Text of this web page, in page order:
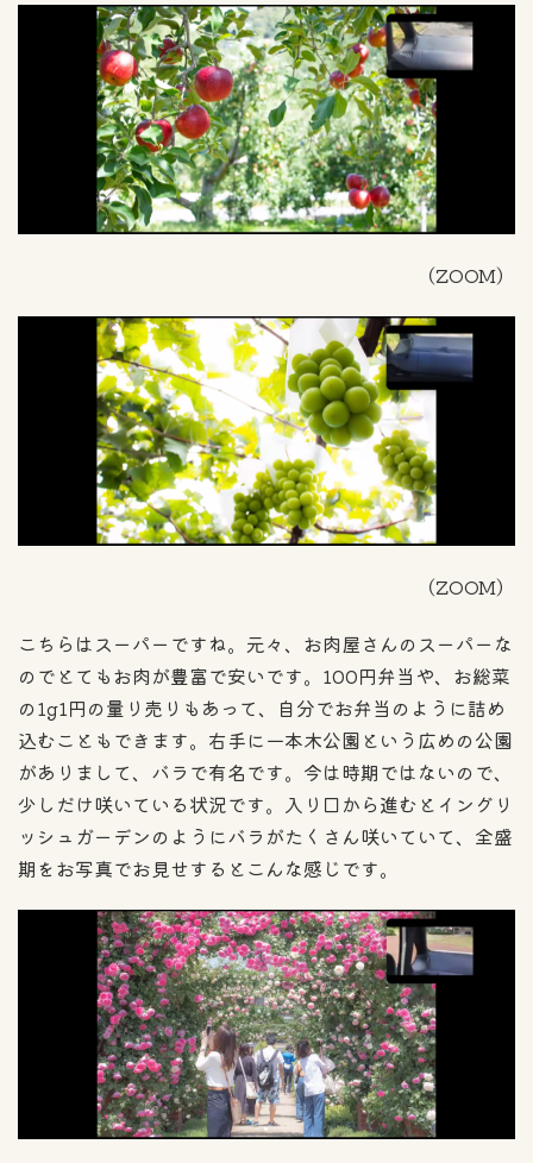
（ZOOM）
（ZOOM）
こちらはスーパーですね。元々、お肉屋さんのスーパーな
のでとてもお肉が豊富で安いです。100円弁当や、お総菜
の1g1円の量り売りもあって、自分でお弁当のように詰め
込むこともできます。右手に一本木公園という広めの公園
がありまして、バラで有名です。今は時期ではないので、
少しだけ咲いている状況です。入り口から進むとイングリ
ッシュガーデンのようにバラがたくさん咲いていて、全盛
期をお写真でお見せするとこんな感じです。